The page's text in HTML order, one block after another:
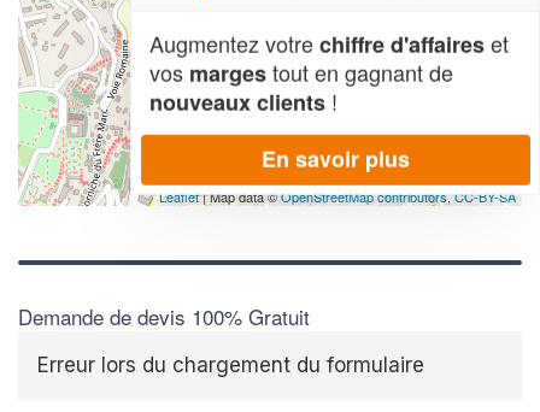
Leaflet| Map data ©OpenStreetMap contributors,CC-BY-SA
Demande de devis 100% Gratuit
Erreur lors du chargement du formulaire
Augmentez votrechiffre d'affaireset
vos margestout en gagnant de
nouveaux clients !
En savoir plus